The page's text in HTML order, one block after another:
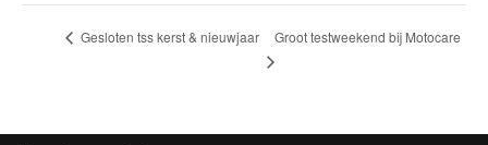
Gesloten tss kerst & nieuwjaar Groot testweekend bij Motocare